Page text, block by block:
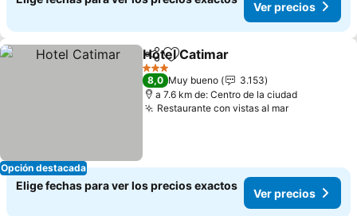
Ver precios
Opción destacada
CompartirAgregar a favoritos
Hotel Catimar
3 Estrellas
8,0 Muy bueno
3.153
a 7.6 km de: Centro de la ciudad
Restaurante con vistas al marVer precios
Elige fechas para ver los precios exactos
Ver precios